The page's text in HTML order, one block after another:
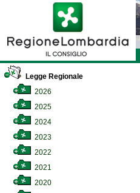
Legge Regionale
2026
2025
2024
2023
2022
2021
2020